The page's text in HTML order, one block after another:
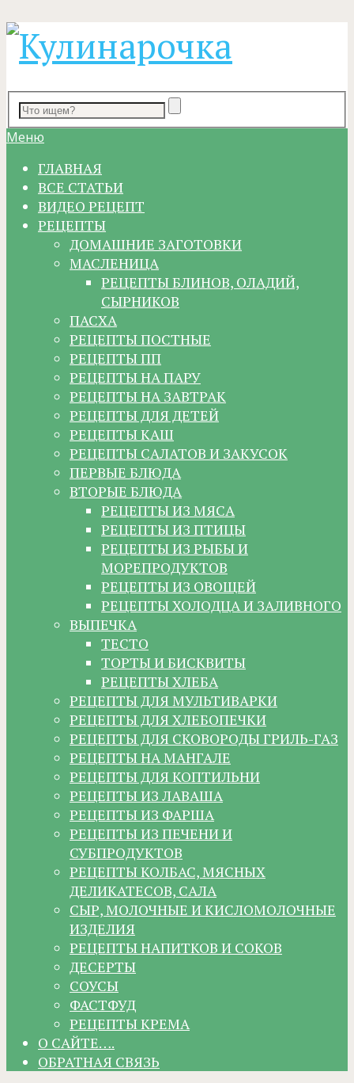
Меню
ГЛАВНАЯ
ВСЕ СТАТЬИ
ВИДЕО РЕЦЕПТ
РЕЦЕПТЫ
ДОМАШНИЕ ЗАГОТОВКИ
МАСЛЕНИЦА
РЕЦЕПТЫ БЛИНОВ, ОЛАДИЙ,
СЫРНИКОВ
ПАСХА
РЕЦЕПТЫ ПОСТНЫЕ
РЕЦЕПТЫ ПП
РЕЦЕПТЫ НА ПАРУ
РЕЦЕПТЫ НА ЗАВТРАК
РЕЦЕПТЫ ДЛЯ ДЕТЕЙ
РЕЦЕПТЫ КАШ
РЕЦЕПТЫ САЛАТОВ И ЗАКУСОК
ПЕРВЫЕ БЛЮДА
ВТОРЫЕ БЛЮДА
РЕЦЕПТЫ ИЗ МЯСА
РЕЦЕПТЫ ИЗ ПТИЦЫ
РЕЦЕПТЫ ИЗ РЫБЫ И
МОРЕПРОДУКТОВ
РЕЦЕПТЫ ИЗ ОВОЩЕЙ
РЕЦЕПТЫ ХОЛОДЦА И ЗАЛИВНОГО
ВЫПЕЧКА
ТЕСТО
ТОРТЫ И БИСКВИТЫ
РЕЦЕПТЫ ХЛЕБА
РЕЦЕПТЫ ДЛЯ МУЛЬТИВАРКИ
РЕЦЕПТЫ ДЛЯ ХЛЕБОПЕЧКИ
РЕЦЕПТЫ ДЛЯ СКОВОРОДЫ ГРИЛЬ-ГАЗ
РЕЦЕПТЫ НА МАНГАЛЕ
РЕЦЕПТЫ ДЛЯ КОПТИЛЬНИ
РЕЦЕПТЫ ИЗ ЛАВАША
РЕЦЕПТЫ ИЗ ФАРША
РЕЦЕПТЫ ИЗ ПЕЧЕНИ И
СУБПРОДУКТОВ
РЕЦЕПТЫ КОЛБАС, МЯСНЫХ
ДЕЛИКАТЕСОВ, САЛА
СЫР, МОЛОЧНЫЕ И КИСЛОМОЛОЧНЫЕ
ИЗДЕЛИЯ
РЕЦЕПТЫ НАПИТКОВ И СОКОВ
ДЕСЕРТЫ
СОУСЫ
ФАСТФУД
РЕЦЕПТЫ КРЕМА
О САЙТЕ….
ОБРАТНАЯ СВЯЗЬ